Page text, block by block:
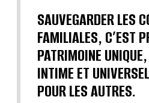
SAUVEGARDER LES
FAMILIALES, C’EST
PATRIMOINE
INTIME ET
POUR LES AUTRES.